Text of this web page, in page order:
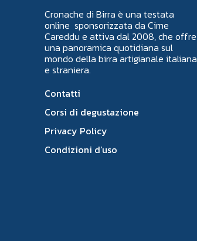
Cronache di Birra è una testata
online sponsorizzata da Cime
Careddu e attiva dal 2008, che offre
una panoramica quotidiana sul
mondo della birra artigianale italiana
e straniera.
Contatti
Corsi di degustazione
Privacy Policy
Condizioni d’uso